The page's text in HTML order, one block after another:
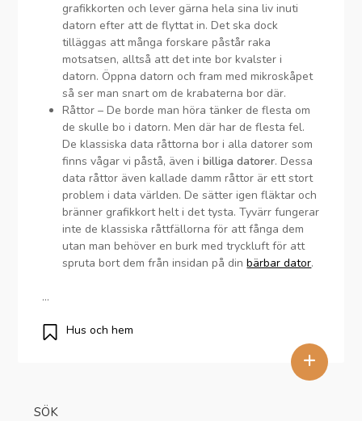
grafikkorten och lever gärna hela sina liv inuti
datorn efter att de flyttat in. Det ska dock
tilläggas att många forskare påstår raka
motsatsen, alltså att det inte bor kvalster i
datorn. Öppna datorn och fram med mikroskåpet
så ser man snart om de krabaterna bor där.
Råttor – De borde man höra tänker de flesta om
de skulle bo i datorn. Men där har de flesta fel.
De klassiska data råttorna bor i alla datorer som
finns vågar vi påstå, även ibilliga datorer. Dessa
data råttor även kallade damm råttor är ett stort
problem i data världen. De sätter igen fläktar och
bränner grafikkort helt i det tysta. Tyvärr fungerar
inte de klassiska råttfällorna för att fånga dem
utan man behöver en burk med tryckluft för att
spruta bort dem från insidan på dinbärbar dator.
…
+
Hus och hem
SÖK